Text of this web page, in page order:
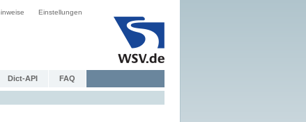
Einstellungen
Dict-API FAQ